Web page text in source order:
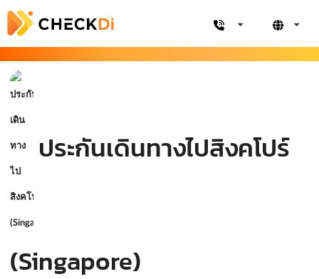
ประกันเดินทางไปสิงคโปร์
(Singapore)